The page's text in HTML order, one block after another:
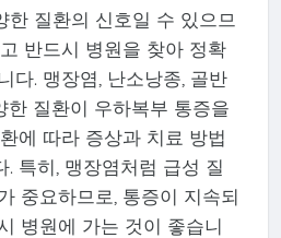
한 질환의 신호일 수 있으므
반드시 병원을 찾아 정확
다. 맹장염, 난소낭종, 골반
한 질환이 우하복부 통증을
에 따라 증상과 치료 방법
. 특히, 맹장염처럼 급성 질
중요하므로, 통증이 지속되
병원에 가는 것이 좋습니